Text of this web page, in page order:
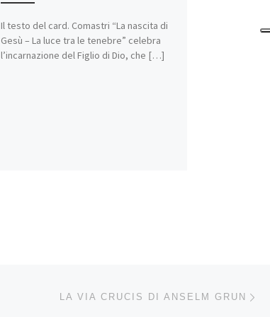
Il testo del card. Comastri “La nascita di
Gesù – La luce tra le tenebre” celebra
l’incarnazione del Figlio di Dio, che […]
LA VIA CRUCIS DI ANSELM GRUN